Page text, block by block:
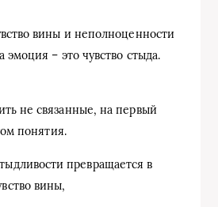
вины и неполноценности
эмоция – это чувство стыда.
не связанные, на первый
понятия.
превращается в
вины,